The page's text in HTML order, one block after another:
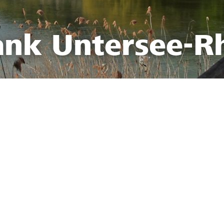
Untersee-